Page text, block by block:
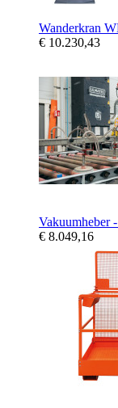
Wanderkran
€ 10.230,43
Vakuumheber
€ 8.049,16